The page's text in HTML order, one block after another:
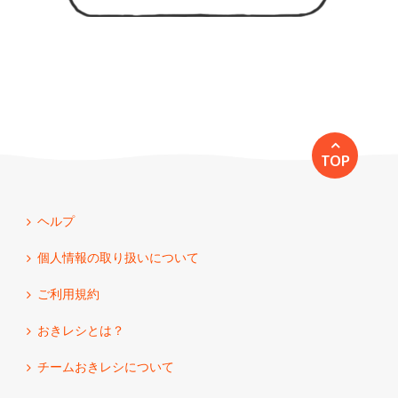
TOP
ヘルプ
個人情報の取り扱いについて
ご利用規約
おきレシとは？
チームおきレシについて